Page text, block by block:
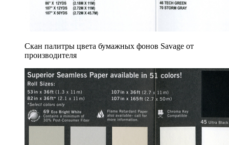
Скан палитры цвета бумажных фонов Savage от
производителя